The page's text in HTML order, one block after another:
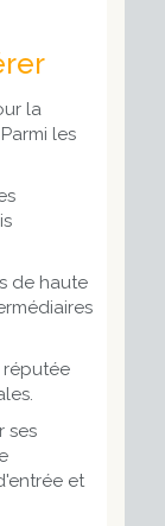
la
les
de haute
réputée
ses
et